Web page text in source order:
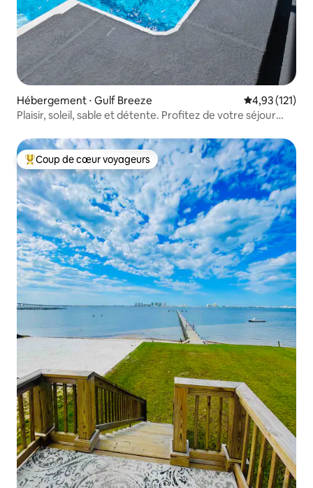
Hébergement ⋅ Gulf Breeze Évaluation
4,93 (121)
Plaisir, soleil, sable et détente. Profitez de votre séjour
Coups de cœur voyageurs les plus appréciés
Coup de cœur voyageurs